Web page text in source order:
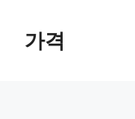
가격